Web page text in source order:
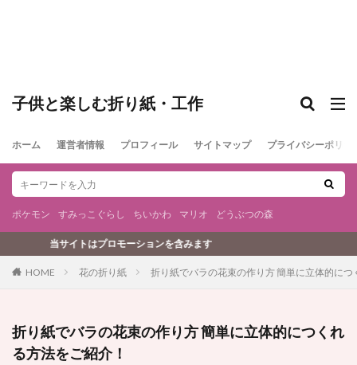
子供と楽しむ折り紙・工作
ホーム 運営者情報 プロフィール サイトマップ プライバシーポリシ
ポケモン すみっこぐらし ちいかわ マリオ どうぶつの森
ロモーションを含みます
HOME 花の折り紙 折り紙でバラの花束の作り方 簡単に立体的に
折り紙でバラの花束の作り方 簡単に立体的につくれ
る方法をご紹介！